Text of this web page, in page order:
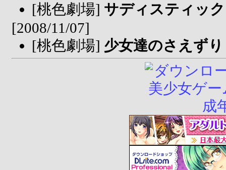
[桃色劇場] サディスティッ
[2008/11/07]
[桃色劇場] 少女達のさえずり